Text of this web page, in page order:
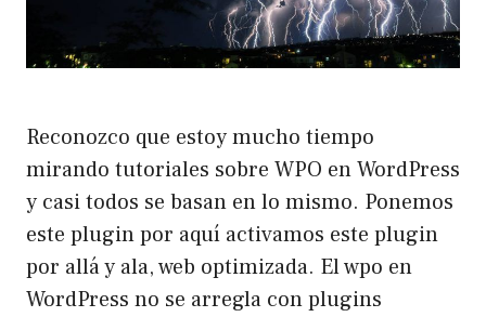
Reconozco que estoy mucho tiempo
mirando tutoriales sobre WPO en WordPress
y casi todos se basan en lo mismo. Ponemos
este plugin por aquí activamos este plugin
por allá y ala, web optimizada. El wpo en
WordPress no se arregla con plugins